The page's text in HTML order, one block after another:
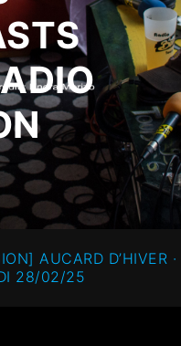
AUCARD D’HIVER ·
28/02/25